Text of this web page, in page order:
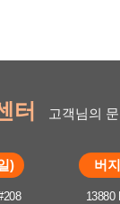
터 고객님의
) 버
13880